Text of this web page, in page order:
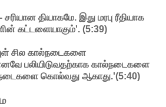
தியாகமே. இது மரபு ரீதியாக
கட்டளையாகும்'. (5:39)
சில கால்நடைகளை
பலியிடுவதற்காக கால்நடைகளை
கொல்வது ஆகாது.'(5:40)